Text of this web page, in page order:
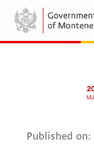
Published on: